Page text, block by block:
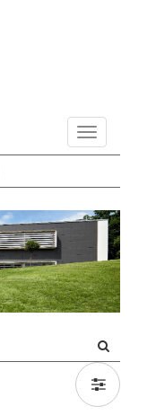
Navigation